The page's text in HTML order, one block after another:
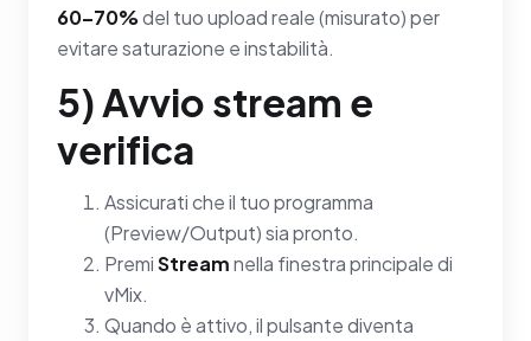
60–70%del tuo upload reale (misurato) per
evitare saturazione e instabilità.
5) Avvio stream e
verifica
Assicurati che il tuo programma
(Preview/Output) sia pronto.
PremiStreamnella finestra principale di
vMix.
Quando è attivo, il pulsante diventa